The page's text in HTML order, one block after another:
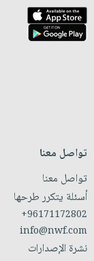
تواصل معنا
تواصل معنا
أسئلة يتكرر طرحها
+96171172802
info@nwf.com
نشرة الإصدارات